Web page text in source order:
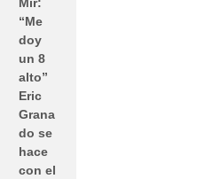
Mir:
“Me
doy
un 8
alto”
Eric
Grana
do se
hace
con el